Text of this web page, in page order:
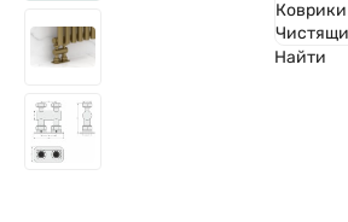
Найти